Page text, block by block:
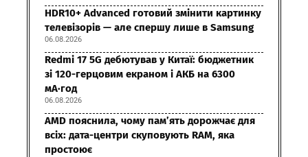
HDR10+ Advanced готовий змінити картинку
телевізорів — але спершу лише в Samsung
06.08.2026
Redmi 17 5G дебютував у Китаї: бюджетник
зі 120-герцовим екраном і АКБ на 6300
мА·год
06.08.2026
AMD пояснила, чому пам’ять дорожчає для
всіх: дата-центри скуповують RAM, яка
простоює